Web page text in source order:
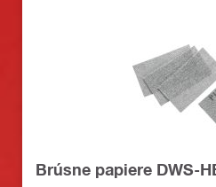
Brúsne papiere DWS-